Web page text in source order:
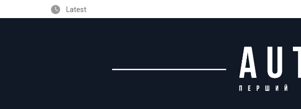
Latest